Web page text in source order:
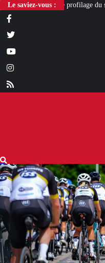
Le saviez-vous :
du soutien-gorge en question